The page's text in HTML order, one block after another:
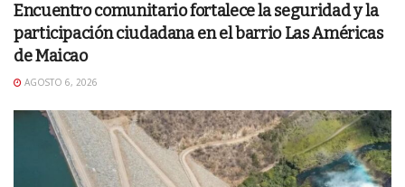
Encuentro comunitario fortalece la seguridad y la
participación ciudadana en el barrio Las Américas
de Maicao
AGOSTO 6, 2026